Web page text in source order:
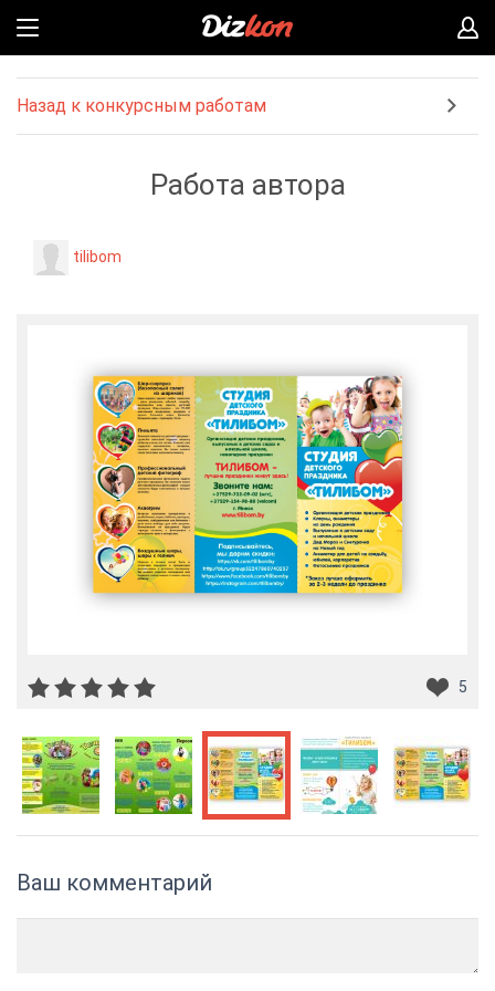
Назад к конкурсным работам
Работа автора
tilibom
5
Ваш комментарий